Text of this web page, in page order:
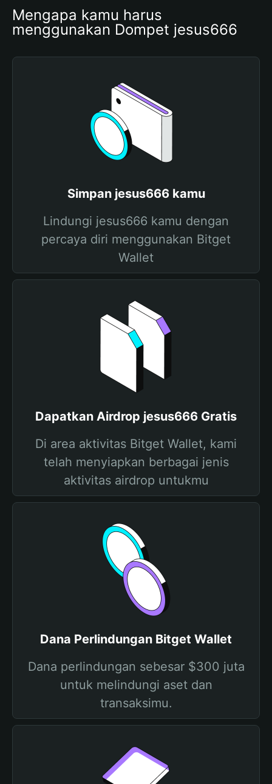
Mengapa kamu harus
menggunakan Dompet jesus666
Simpan jesus666 kamu
Lindungi jesus666 kamu dengan
percaya diri menggunakan Bitget
Wallet
Dapatkan Airdrop jesus666 Gratis
Di area aktivitas Bitget Wallet, kami
telah menyiapkan berbagai jenis
aktivitas airdrop untukmu
Dana Perlindungan Bitget Wallet
Dana perlindungan sebesar $300 juta
untuk melindungi aset dan
transaksimu.